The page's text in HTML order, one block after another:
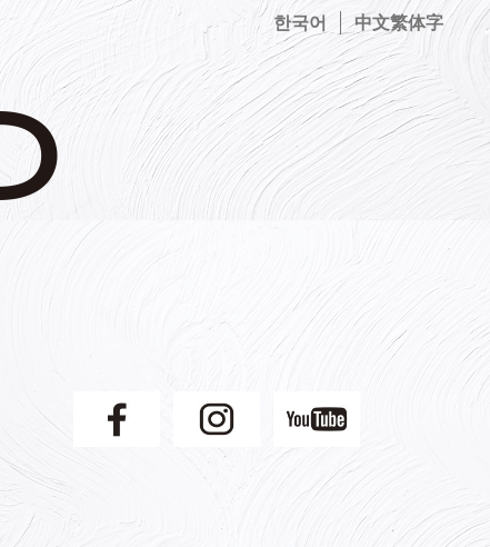
한국어 中文繁体字